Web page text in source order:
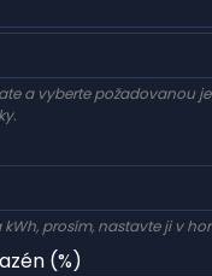
a vyberte požadovanou
kWh, prosím, nastavte ji v
(%)